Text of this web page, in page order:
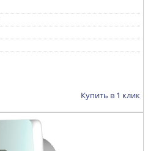
Купить в 1 клик